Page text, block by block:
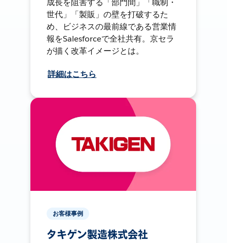
成長を阻害する「部門間」「職制・
世代」「製販」の壁を打破するた
め、ビジネスの最前線である営業情
報をSalesforceで全社共有。京セラ
が描く改革イメージとは。
詳細はこちら
お客様事例
タキゲン製造株式会社